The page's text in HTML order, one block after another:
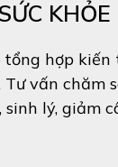
KHỎE
tổng hợp kiến
Tư vấn chăm
lý, giảm